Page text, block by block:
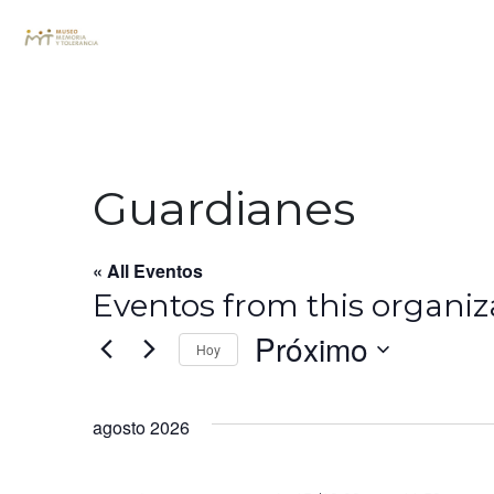
Guardianes
« All Eventos
Eventos from this
Hoy Próximo
agosto 2026